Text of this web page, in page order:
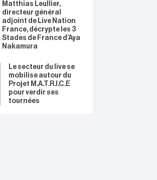
Matthias Leullier,
directeur général
adjoint de Live Nation
France, décrypte les 3
Stades de France d’Aya
Nakamura
Le secteur du live se
mobilise autour du
Projet M.A.T.R.I.C.E
pour verdir ses
tournées